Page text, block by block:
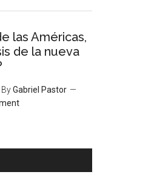
las Américas,
de la nueva
ByGabriel Pastor